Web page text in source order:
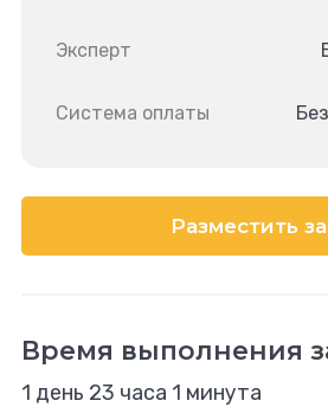
Эксперт
Система оплаты
Разместить
Время выполнения
1 день 23 часа 1 минута